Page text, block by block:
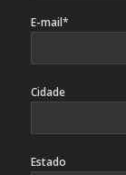
E-mail*
Cidade
Estado